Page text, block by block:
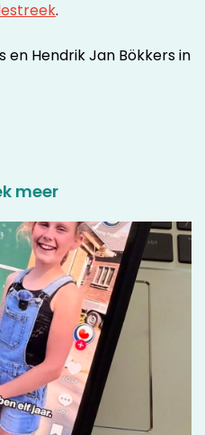
.
Hendrik Jan Bökkers in
meer